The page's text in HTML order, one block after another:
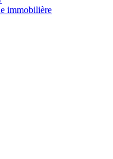
immobilière